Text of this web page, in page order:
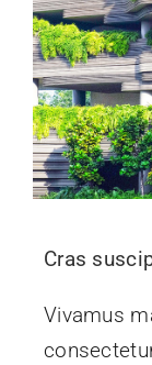
Cras
Vivamus